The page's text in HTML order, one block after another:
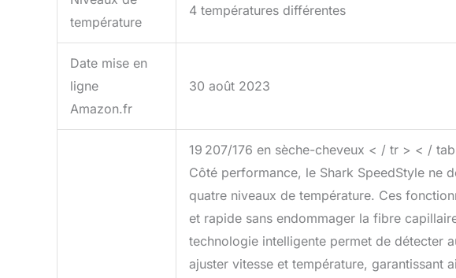
température
4 températures différentes
Date mise en
ligne
Amazon.fr
30 août 2023
19 207/176 en sèche-cheveux < / tr > < /
Côté performance, le Shark SpeedStyle ne
quatre niveaux de température. Ces
et rapide sans endommager la fibre
technologie intelligente permet de détecter
ajuster vitesse et température, garantissant